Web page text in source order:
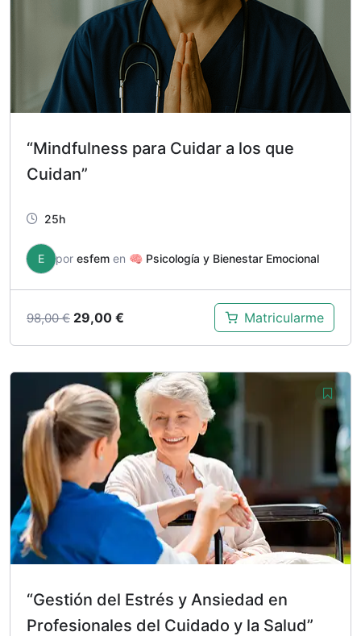
“Mindfulness para Cuidar a los que
Cuidan”
25h
E por esfem en 🧠 Psicología y Bienestar Emocional
98,00€ El
era:
98,00 €.
29,00 €
es:
29,00 €.
Matricularme
“Gestión del Estrés y Ansiedad en
Profesionales del Cuidado y la Salud”